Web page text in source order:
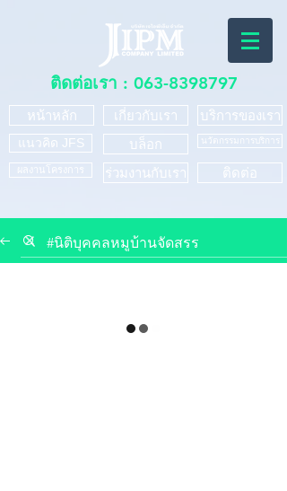
ติดต่อเรา : 063-8398797
หน้าหลัก
แนวคิด JFS
ผลงานโครงการ
เกี่ยวกับเรา
บล็อก
ร่วมงานกับเรา
บริการของเรา
นวัตกรรมการบริการ
ติดต่อ